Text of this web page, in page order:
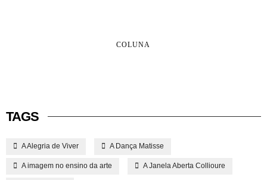
COLUNA
TAGS
A Alegria de Viver A Dança Matisse
A imagem no ensino da arte A Janela Aberta Collioure